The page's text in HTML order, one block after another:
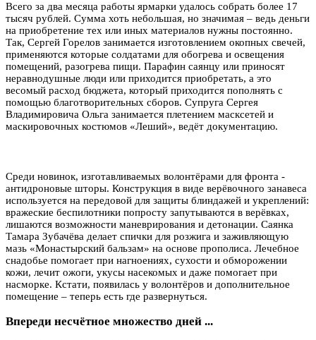
Всего за два месяца работы ярмарки удалось собрать более 17
тысяч рублей. Сумма хоть небольшая, но значимая – ведь деньги
на приобретение тех или иных материалов нужны постоянно.
Так, Сергей Горелов занимается изготовлением окопных свечей,
применяются которые солдатами для обогрева и освещения
помещений, разогрева пищи. Парафин саянцу или приносят
неравнодушные люди или приходится приобретать, а это
весомый расход бюджета, который приходится пополнять с
помощью благотворительных сборов. Супруга Сергея
Владимировича Ольга занимается плетением масксетей и
маскировочных костюмов «Леший», ведёт документацию.
Среди новинок, изготавливаемых волонтёрами для фронта -
антидроновые шторы. Конструкция в виде верёвочного занавеса
используется на передовой для защиты блиндажей и укреплений:
вражеские беспилотники попросту запутываются в верёвках,
лишаются возможности маневрирования и детонации. Саянка
Тамара Зубачёва делает спички для розжига и заживляющую
мазь «Монастырский бальзам» на основе прополиса. Лечебное
снадобье помогает при нагноениях, сухости и обморожении
кожи, лечит ожоги, укусы насекомых и даже помогает при
насморке. Кстати, появилась у волонтёров и дополнительное
помещение – теперь есть где развернуться.
Впереди несчётное множество дней ...